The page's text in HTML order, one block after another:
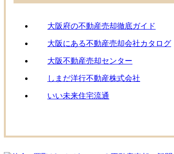
大阪府の不動産売却徹底ガイド
大阪にある不動産売却会社カタログ
大阪不動産売却センター
しまだ洋行不動産株式会社
いい未来住宅流通